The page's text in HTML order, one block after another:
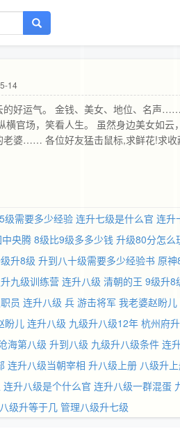
14
好运气。 金钱、美女、地位、名声
官场，笑看人生。 虽然身边美女如云
老婆…… 各位好友猛击鼠标,求鲜花!求收
级需要多少经验 连升七级是什么官 连升
央腾 8级比9级多多少钱 升级80分怎么
升8级 升到八十级需要多少经验书 原
九级训练营 连升八级 清朝的王 9级升8
员 连升八级 兵 游击将军 我老婆赵盼儿
盼儿 连升八级 九级升八级12年 杭州府
海第八级 升到八级 九级升八级条件 连
连升八级当朝宰相 升八级上册 八级升
连升八级是个什么官 连升八级一群混蛋
八级升等于几 管理八级升七级